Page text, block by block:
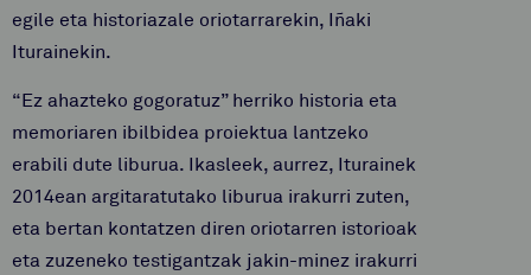
egile eta historiazale oriotarrarekin, Iñaki
Iturainekin.
“Ez ahazteko gogoratuz” herriko historia eta
memoriaren ibilbidea proiektua lantzeko
erabili dute liburua. Ikasleek, aurrez, Iturainek
2014ean argitaratutako liburua irakurri zuten,
eta bertan kontatzen diren oriotarren istorioak
eta zuzeneko testigantzak jakin-minez irakurri